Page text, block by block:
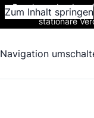
Zum Inhalt springen
Rauchen oder
stationäre
Navigation